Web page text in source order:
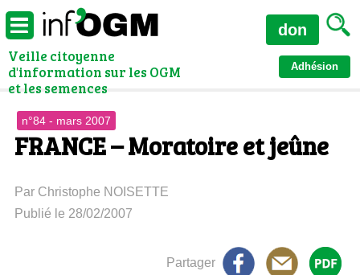
Veille citoyenne
d'information sur les OGM
et les semences
Adhésion
don
n°84 - mars 2007
FRANCE – Moratoire et jeûne
Par Christophe NOISETTE
Publié le 28/02/2007
Partager